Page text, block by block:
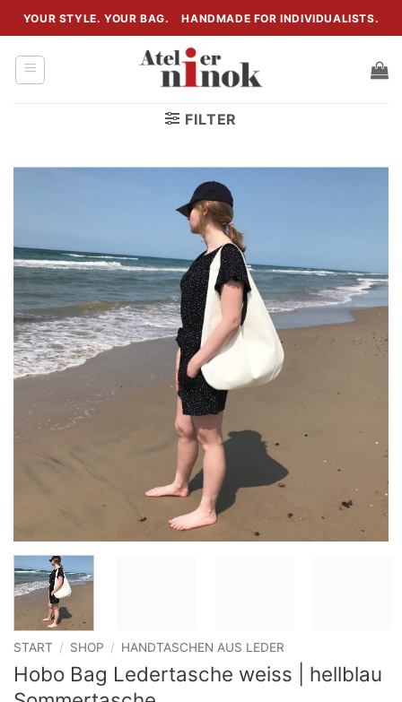
Zum
Inhalt
springen
YOUR STYLE. YOUR BAG. HANDMADE FOR INDIVIDUALISTS.
FILTER
START / SHOP / HANDTASCHEN AUS LEDER
Hobo Bag Ledertasche weiss | hellblau